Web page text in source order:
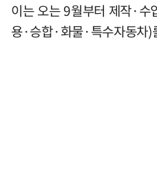
이는 오는 9월부터 제작·수
용·승합·화물·특수자동차